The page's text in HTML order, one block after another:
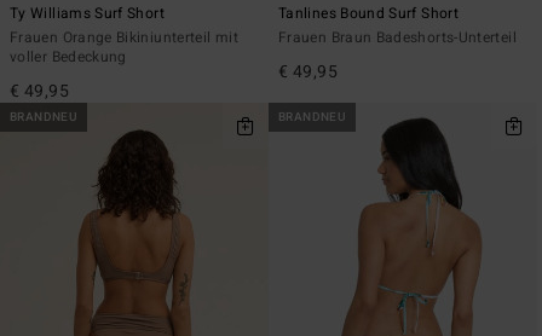
Ty Williams Surf Short
Frauen Orange Bikiniunterteil mit
voller Bedeckung
€ 49,95
Tanlines Bound Surf Short
Frauen Braun Badeshorts-Unterteil
€ 49,95
BRANDNEU BRANDNEU